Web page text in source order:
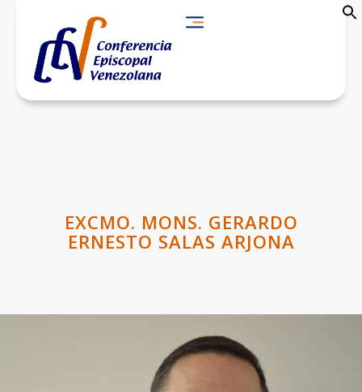
EXCMO. MONS. GERARDO
ERNESTO SALAS ARJONA